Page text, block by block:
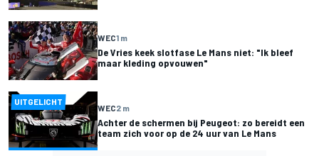
WEC1 m
De Vries keek slotfase Le Mans niet: "Ik bleef
maar kleding opvouwen"
UITGELICHT
WEC2 m
Achter de schermen bij Peugeot: zo bereidt een
team zich voor op de 24 uur van Le Mans